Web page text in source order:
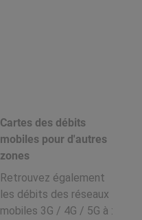
Cartes des débits
mobiles pour d'autres
zones
Retrouvez également
les débits des réseaux
mobiles 3G / 4G / 5G à :